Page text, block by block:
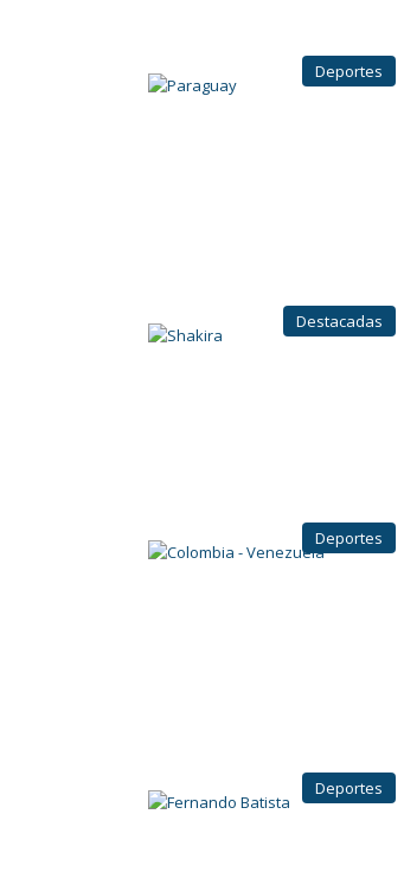
Deportes
Destacadas
Deportes
Deportes